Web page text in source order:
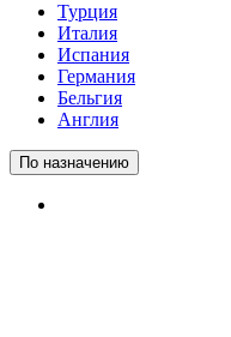
Турция
Италия
Испания
Германия
Бельгия
Англия
По назначению